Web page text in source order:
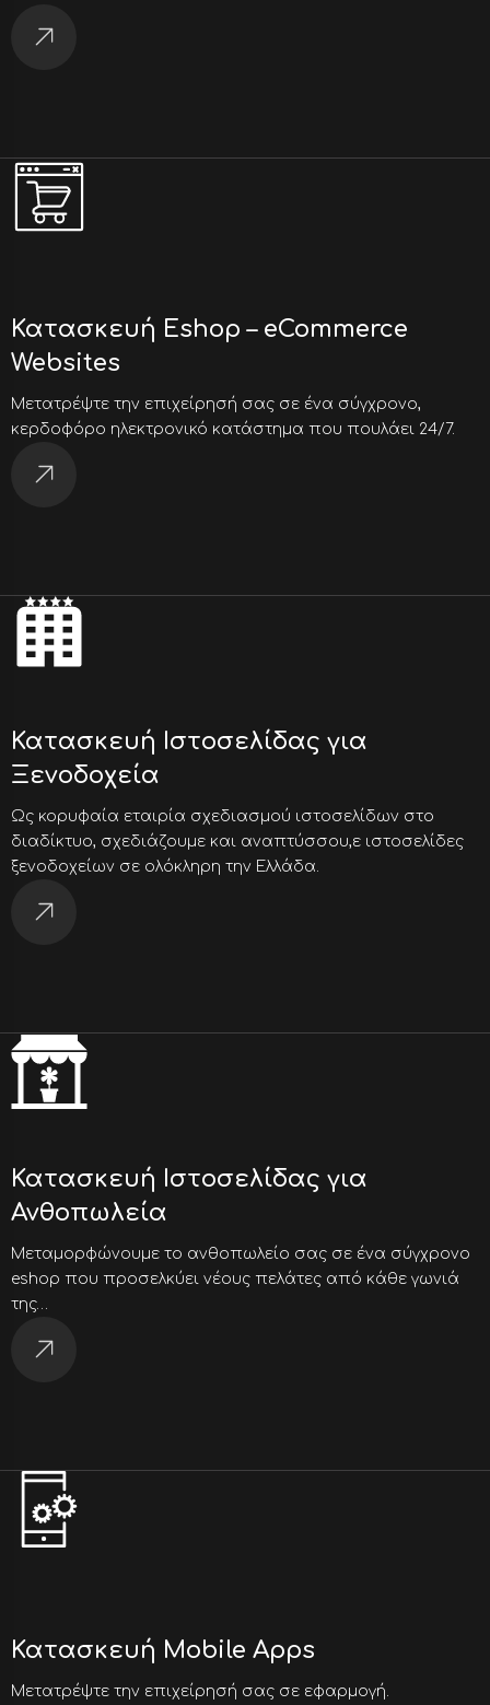
Κατασκευή Eshop – eCommerce
Websites
Μετατρέψτε την επιχείρησή σας σε ένα σύγχρονο,
κερδοφόρο ηλεκτρονικό κατάστημα που πουλάει 24/7.
Κατασκευή Ιστοσελίδας για
Ξενοδοχεία
Ως κορυφαία εταιρία σχεδιασμού ιστοσελίδων στο
διαδίκτυο, σχεδιάζουμε και αναπτύσσου,ε ιστοσελίδες
ξενοδοχείων σε ολόκληρη την Ελλάδα.
Κατασκευή Ιστοσελίδας για
Ανθοπωλεία
Μεταμορφώνουμε το ανθοπωλείο σας σε ένα σύγχρονο
eshop που προσελκύει νέους πελάτες από κάθε γωνιά
της…
Κατασκευή Mobile Apps
Μετατρέψτε την επιχείρησή σας σε εφαρμογή.